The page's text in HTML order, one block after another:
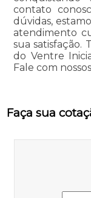
contato
dúvidas,
atendimento
sua satisfação.
do Ventre
Fale com
Faça sua